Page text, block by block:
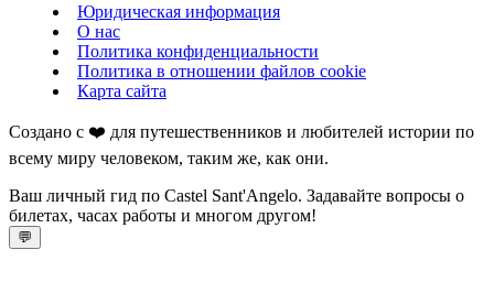
Юридическая информация
О нас
Политика конфиденциальности
Политика в отношении файлов cookie
Карта сайта
Создано с ❤️ для путешественников и любителей истории по
всему миру человеком, таким же, как они.
Ваш личный гид по Castel Sant'Angelo. Задавайте вопросы о
билетах, часах работы и многом другом!
💬